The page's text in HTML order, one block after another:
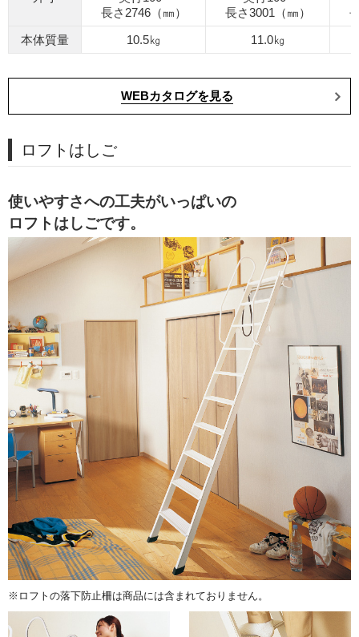
長さ2746（㎜）
長さ3001（㎜）
本体質量
10.5㎏ 11.0㎏
WEBカタログを見る
ロフトはしご
使いやすさへの工夫がいっぱいの
ロフトはしごです。
※ロフトの落下防止柵は商品には含まれておりません。